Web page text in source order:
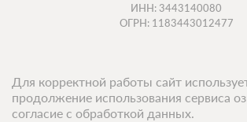
ИНН: 3443140080
ОГРН: 1183443012477
Для корректной работы сайт
продолжение использования сервиса
согласие с обработкой данных.